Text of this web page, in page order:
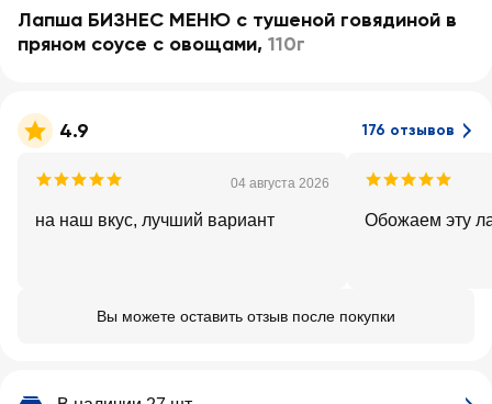
Лапша БИЗНЕС МЕНЮ с тушеной говядиной в
пряном соусе с овощами, 110г
4.9 176 отзывов
04 августа 2026
на наш вкус, лучший вариант Обожаем эту
Вы можете оставить отзыв после покупки